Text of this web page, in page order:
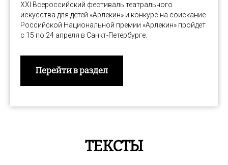
XXI Всероссийский фестиваль театрального
искусства для детей «Арлекин» и конкурс на соискание
Российской Национальной премии «Арлекин» пройдет
с 15 по 24 апреля в Санкт-Петербурге.
Перейти в раздел
ТЕКСТЫ